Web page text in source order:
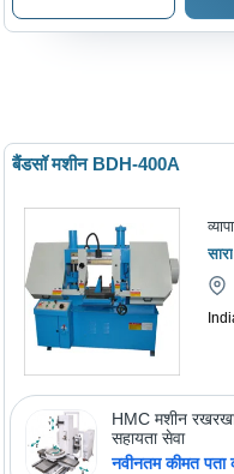
बैंडसॉ मशीन BDH-400A
सारा
HMC मशीन
सहायता सेवा
नवीनतम कीमत पता